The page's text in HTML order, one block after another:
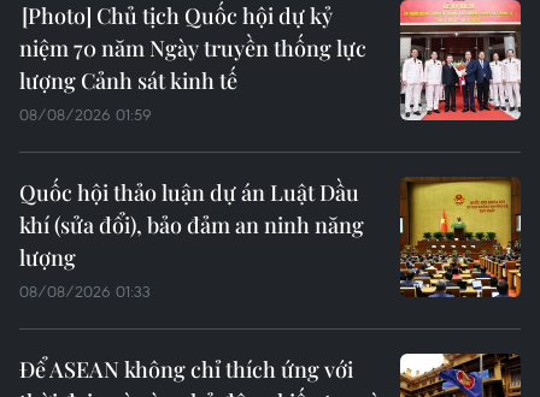
Chủ tịch Quốc hội dự kỷ
niệm 70 năm Ngày truyền thống lực
lượng Cảnh sát kinh tế
08/08/2026 01:59
Quốc hội thảo luận dự án Luật Dầu
khí (sửa đổi), bảo đảm an ninh năng
lượng
08/08/2026 01:33
Để ASEAN không chỉ thích ứng với